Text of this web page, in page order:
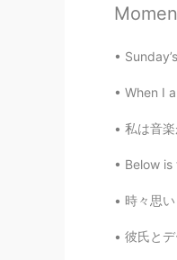
When I
私は音楽が大好
Below
時々思いますが
彼氏とデートで